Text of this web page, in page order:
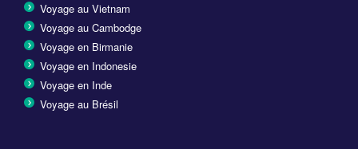
Voyage au Vietnam
Voyage au Cambodge
Voyage en Birmanie
Voyage en Indonesie
Voyage en Inde
Voyage au Brésil